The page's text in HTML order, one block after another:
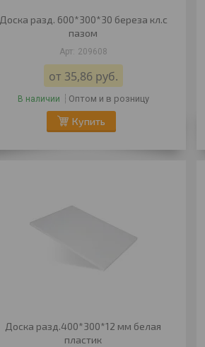
Доска разд. 600*300*30 береза кл.с
пазом
209608
от 35,86 руб.
В наличии Оптом и в розницу
Купить
Доска разд.400*300*12 мм белая
пластик